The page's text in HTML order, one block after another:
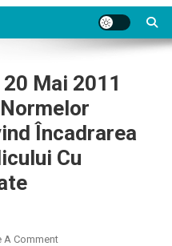
Mai 2011
Încadrarea
Cu
A CommentOn